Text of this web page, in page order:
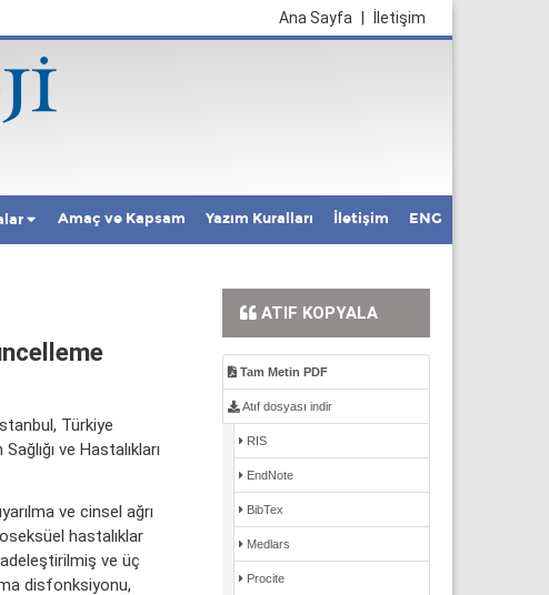
İletişim
Ana Sayfa
Amaç ve Kapsam Yazım Kuralları İletişim ENG
Türkiye
ve Hastalıkları
ve cinsel ağrı
hastalıklar
ve üç
disfonksiyonu,
ATIF KOPYALA
Tam Metin PDF
Atıf dosyası indir
RIS
EndNote
BibTex
Medlars
Procite